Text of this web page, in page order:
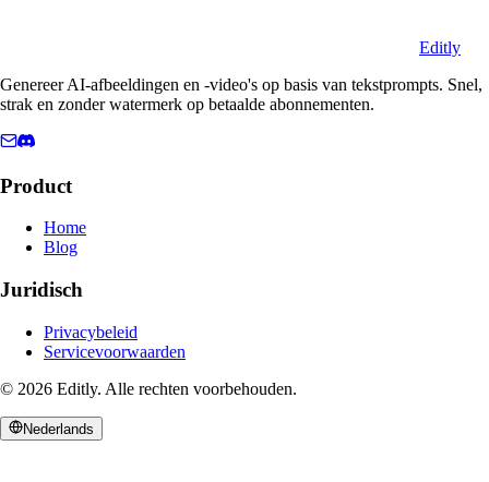
Editly
Genereer AI-afbeeldingen en -video's op basis van tekstprompts. Snel,
strak en zonder watermerk op betaalde abonnementen.
Product
Home
Blog
Juridisch
Privacybeleid
Servicevoorwaarden
© 2026 Editly. Alle rechten voorbehouden.
Nederlands